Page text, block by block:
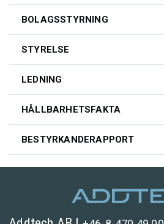
BOLAGSSTYRNING
STYRELSE
LEDNING
HÅLLBARHETSFAKTA
BESTYRKANDERAPPORT